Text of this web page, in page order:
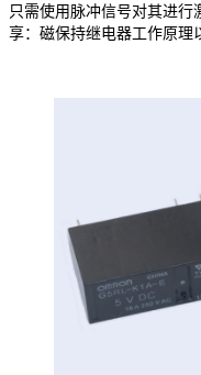
只需使用脉冲信号对其进
享：磁保持继电器工作原理